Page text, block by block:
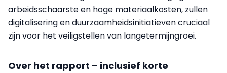
arbeidsschaarste en hoge materiaalkosten, zullen
digitalisering en duurzaamheidsinitiatieven cruciaal
zijn voor het veiligstellen van langetermijngroei.
Over het rapport – inclusief korte